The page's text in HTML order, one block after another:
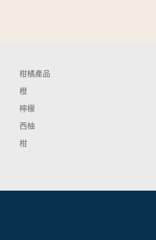
柑橘產品
橙
檸檬
西柚
柑